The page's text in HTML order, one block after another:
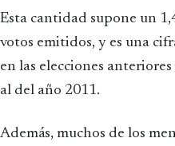
Esta cantidad supone un
votos emitidos, y es una
en las elecciones
al del año 2011.
Además, muchos de los